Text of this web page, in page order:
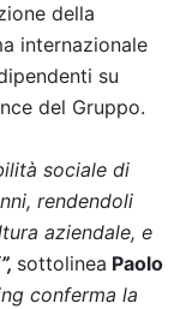
della
internazionale
su
del Gruppo.
sociale di
rendendoli
aziendale, e
”, sottolinea Paolo
conferma la